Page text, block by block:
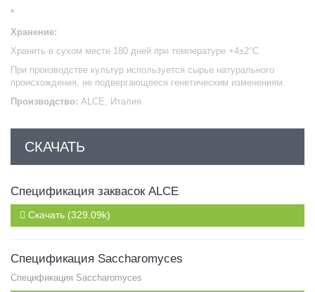
*
Хранение:
Хранить в сухом месте 180 дней при температуре +4±2°С
При производстве культур используется сырье натурального
происхождения, не подвергающееся генетическим изменениям.
Производство: ALCE, Италия
СКАЧАТЬ
Спецификация заквасок ALCE
Скачать (329.09k)
Спецификация Saccharomyces
Спецификация Saccharomyces